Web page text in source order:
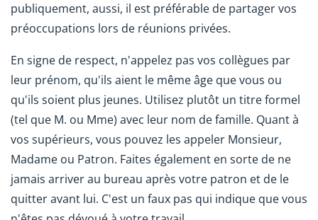
publiquement, aussi, il est préférable de partager vos
préoccupations lors de réunions privées.
En signe de respect, n'appelez pas vos collègues par
leur prénom, qu'ils aient le même âge que vous ou
qu'ils soient plus jeunes. Utilisez plutôt un titre formel
(tel que M. ou Mme) avec leur nom de famille. Quant à
vos supérieurs, vous pouvez les appeler Monsieur,
Madame ou Patron. Faites également en sorte de ne
jamais arriver au bureau après votre patron et de le
quitter avant lui. C'est un faux pas qui indique que vous